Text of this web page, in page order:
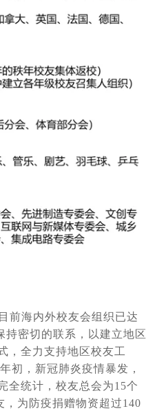
前海内外校友会组织已达
持密切的联系，以建立地区
，全力支持地区校友工
初，新冠肺炎疫情暴发，
全统计，校友总会为15个
，为防疫捐赠物资超过140